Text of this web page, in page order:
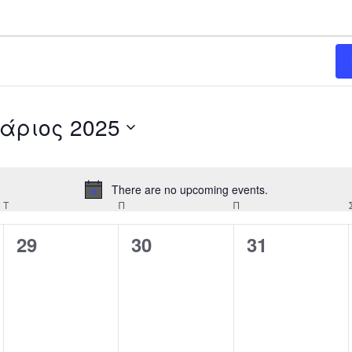
Notice
There are no upcoming events.
2025
Τ ΠΠΈΜΠΤΗ Π
0
29
0
30
0
31